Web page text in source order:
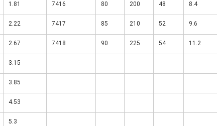
1.81 7416 80 200 48 8.4
2.22 7417 85 210 52 9.6
2.67 7418 90 225 54 11.2
3.15
3.85
4.53
5.3